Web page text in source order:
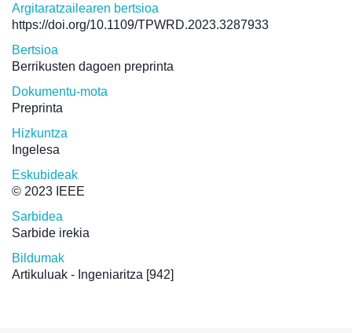
Argitaratzailearen bertsioa
https://doi.org/10.1109/TPWRD.2023.3287933
Bertsioa
Berrikusten dagoen preprinta
Dokumentu-mota
Preprinta
Hizkuntza
Ingelesa
Eskubideak
© 2023 IEEE
Sarbidea
Sarbide irekia
Bildumak
Artikuluak - Ingeniaritza [942]